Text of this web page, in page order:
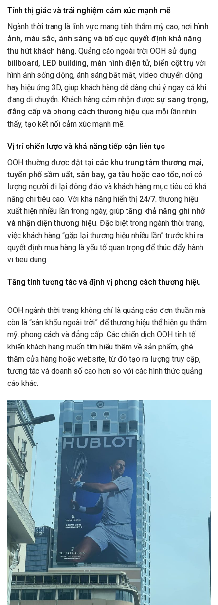
Tính thị giác và trải nghiệm cảm xúc mạnh mẽ
Ngành thời trang là lĩnh vực mang tính thẩm mỹ cao, nơi hình
ảnh, màu sắc, ánh sáng và bố cục quyết định khả năng
thu hút khách hàng. Quảng cáo ngoài trời OOH sử dụng
billboard, LED building, màn hình điện tử, biển cột trụ với
hình ảnh sống động, ánh sáng bắt mắt, video chuyển động
hay hiệu ứng 3D, giúp khách hàng dễ dàng chú ý ngay cả khi
đang di chuyển. Khách hàng cảm nhận được sự sang trọng,
đẳng cấp và phong cách thương hiệu qua mỗi lần nhìn
thấy, tạo kết nối cảm xúc mạnh mẽ.
Vị trí chiến lược và khả năng tiếp cận liên tục
OOH thường được đặt tại các khu trung tâm thương mại,
tuyến phố sầm uất, sân bay, ga tàu hoặc cao tốc, nơi có
lượng người đi lại đông đảo và khách hàng mục tiêu có khả
năng chi tiêu cao. Với khả năng hiển thị 24/7, thương hiệu
xuất hiện nhiều lần trong ngày, giúptăng khả năng ghi nhớ
và nhận diện thương hiệu. Đặc biệt trong ngành thời trang,
việc khách hàng “gặp lại thương hiệu nhiều lần” trước khi ra
quyết định mua hàng là yếu tố quan trọng để thúc đẩy hành
vi tiêu dùng.
Tăng tính tương tác và định vị phong cách thương hiệu
OOH ngành thời trang không chỉ là quảng cáo đơn thuần mà
còn là “sân khấu ngoài trời” để thương hiệu thể hiện gu thẩm
mỹ, phong cách và đẳng cấp. Các chiến dịch OOH tinh tế
khiến khách hàng muốn tìm hiểu thêm về sản phẩm, ghé
thăm cửa hàng hoặc website, từ đó tạo ra lượng truy cập,
tương tác và doanh số cao hơn so với các hình thức quảng
cáo khác.